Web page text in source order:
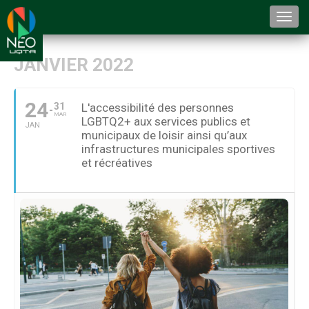
JANVIER 2022
24
JAN
31
MAR
L'accessibilité des personnes
LGBTQ2+ aux services publics et
municipaux de loisir ainsi qu’aux
infrastructures municipales sportives
et récréatives